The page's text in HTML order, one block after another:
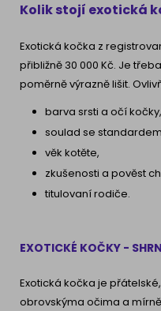
Kolik stojí exotická
Exotická kočka z
přibližně 30 000 Kč. Je
poměrně výrazně lišit.
barva srsti a očí kočky,
soulad se
věk kotěte,
zkušenosti a pověst
titulovaní rodiče.
EXOTICKÉ KOČKY -
Exotická kočka je
obrovskýma očima a